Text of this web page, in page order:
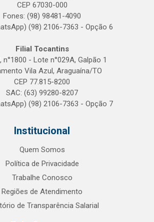
CEP 67030-000
Fones: (98) 98481-4090
(98) 2106-7363 - Opção 6
Filial Tocantins
n°1800 - Lote n°029A, Galpão 1
Vila Azul, Araguaína/TO
CEP 77.815-8200
SAC: (63) 99280-8207
(98) 2106-7363 - Opção 7
Institucional
Quem Somos
Política de Privacidade
Trabalhe Conosco
Regiões de Atendimento
de Transparência Salarial